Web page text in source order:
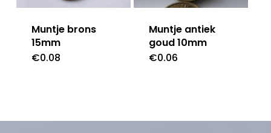
Muntje brons
15mm
€0.08
Muntje antiek
goud 10mm
€0.06